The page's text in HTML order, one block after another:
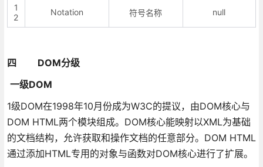
1
2
Notation 符号名称 null
四 DOM分级
一级DOM
1级DOM在1998年10月份成为W3C的提议，由DOM核心与
DOM HTML两个模块组成。DOM核心能映射以XML为基础
的文档结构，允许获取和操作文档的任意部分。DOM HTML
通过添加HTML专用的对象与函数对DOM核心进行了扩展。